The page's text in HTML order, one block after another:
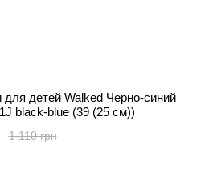
для детей Walked Черно-синий
black-blue (39 (25 см))
1 110 грн